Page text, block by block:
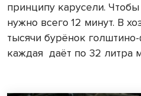
принципу карусели.
нужно всего 12 минут. В
тысячи бурёнок
каждая даёт по 32 литра